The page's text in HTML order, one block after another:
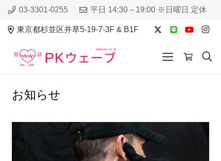
03-3301-0255 平日 14:30～19:00 ※日曜日 定休
東京都杉並区井草5-19-7-3F & B1F
お知らせ